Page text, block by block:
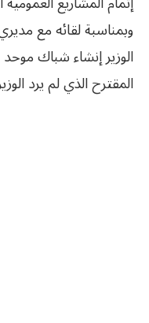
‬المقترح‮ ‬الذي‮ ‬لم‮ ‬يرد‮ ‬الوزير‮ ‬التفصيل‮ ‬فيه‮ . ‬